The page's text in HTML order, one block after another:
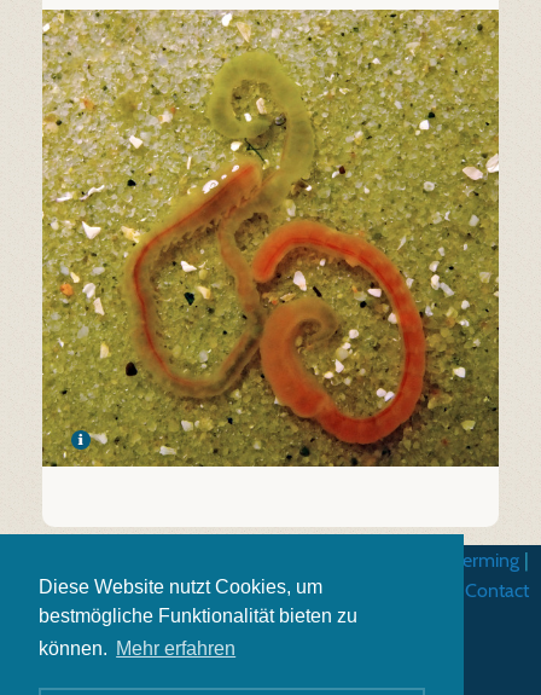
Diese Website nutzt Cookies, um
bestmögliche Funktionalität bieten zu
können. Mehr erfahren
Gegevensbescherming |
Contact